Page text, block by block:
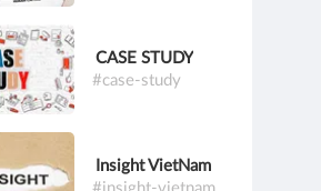
CASE STUDY
#case-study
Insight VietNam